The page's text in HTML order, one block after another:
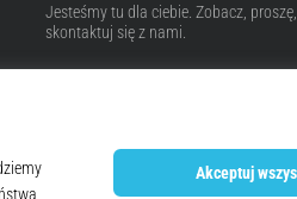
Jesteśmy tu dla ciebie. Zobacz, proszę,
skontaktuj się z nami.